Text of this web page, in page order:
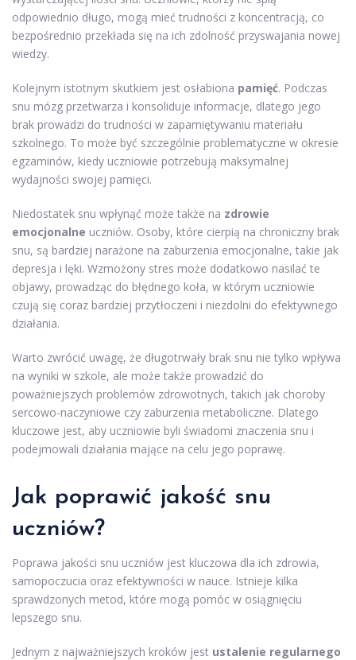
odpowiednio długo, mogą mieć trudności z koncentracją, co
bezpośrednio przekłada się na ich zdolność przyswajania nowej
wiedzy.
Kolejnym istotnym skutkiem jest osłabiona pamięć. Podczas
snu mózg przetwarza i konsoliduje informacje, dlatego jego
brak prowadzi do trudności w zapamiętywaniu materiału
szkolnego. To może być szczególnie problematyczne w okresie
egzaminów, kiedy uczniowie potrzebują maksymalnej
wydajności swojej pamięci.
Niedostatek snu wpłynąć może także na zdrowie
emocjonalne uczniów. Osoby, które cierpią na chroniczny brak
snu, są bardziej narażone na zaburzenia emocjonalne, takie jak
depresja i lęki. Wzmożony stres może dodatkowo nasilać te
objawy, prowadząc do błędnego koła, w którym uczniowie
czują się coraz bardziej przytłoczeni i niezdolni do efektywnego
działania.
Warto zwrócić uwagę, że długotrwały brak snu nie tylko wpływa
na wyniki w szkole, ale może także prowadzić do
poważniejszych problemów zdrowotnych, takich jak choroby
sercowo-naczyniowe czy zaburzenia metaboliczne. Dlatego
kluczowe jest, aby uczniowie byli świadomi znaczenia snu i
podejmowali działania mające na celu jego poprawę.
Jak poprawić jakość snu
uczniów?
Poprawa jakości snu uczniów jest kluczowa dla ich zdrowia,
samopoczucia oraz efektywności w nauce. Istnieje kilka
sprawdzonych metod, które mogą pomóc w osiągnięciu
lepszego snu.
Jednym z najważniejszych kroków jest ustalenie regularnego